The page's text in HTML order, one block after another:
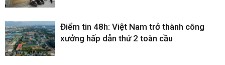
Điểm tin 48h: Việt Nam trở thành công
xưởng hấp dẫn thứ 2 toàn cầu